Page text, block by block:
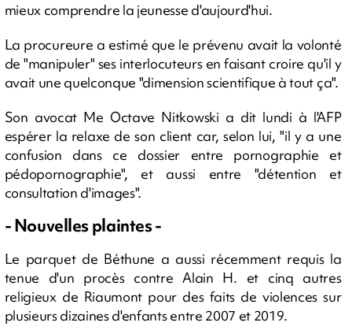
mieux comprendre la jeunesse d'aujourd'hui.
La procureure a estimé que le prévenu avait la volonté
de "manipuler" ses interlocuteurs en faisant croire qu'il y
avait une quelconque "dimension scientifique à tout ça".
Son avocat Me Octave Nitkowski a dit lundi à l'AFP
espérer la relaxe de son client car, selon lui, "il y a une
confusion dans ce dossier entre pornographie et
pédopornographie", et aussi entre "détention et
consultation d'images".
- Nouvelles plaintes -
Le parquet de Béthune a aussi récemment requis la
tenue d'un procès contre Alain H. et cinq autres
religieux de Riaumont pour des faits de violences sur
plusieurs dizaines d'enfants entre 2007 et 2019.